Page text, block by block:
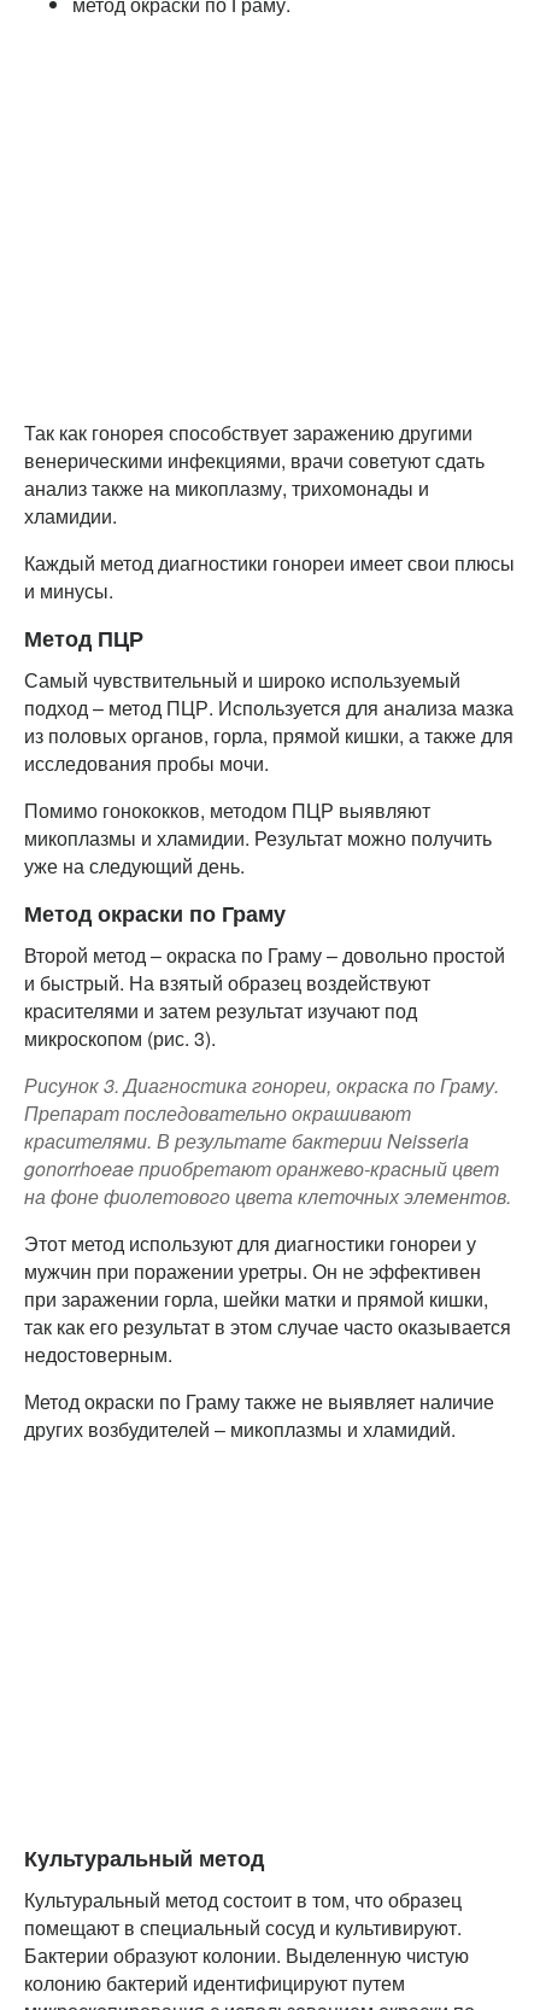
Так как гонорея способствует заражению другими
венерическими инфекциями, врачи советуют сдать
анализ также на микоплазму, трихомонады и
хламидии.
Каждый метод диагностики гонореи имеет свои плюсы
и минусы.
Метод ПЦР
Самый чувствительный и широко используемый
подход – метод ПЦР. Используется для анализа мазка
из половых органов, горла, прямой кишки, а также для
исследования пробы мочи.
Помимо гонококков, методом ПЦР выявляют
микоплазмы и хламидии. Результат можно получить
уже на следующий день.
Метод окраски по Граму
Второй метод – окраска по Граму – довольно простой
и быстрый. На взятый образец воздействуют
красителями и затем результат изучают под
микроскопом (рис. 3).
Рисунок 3. Диагностика гонореи, окраска по Граму.
Препарат последовательно окрашивают
красителями. В результате бактерииNeisseria
gonorrhoeaeприобретают оранжево-красный цвет
на фоне фиолетового цвета клеточных элементов.
Этот метод используют для диагностики гонореи у
мужчин при поражении уретры. Он не эффективен
при заражении горла, шейки матки и прямой кишки,
так как его результат в этом случае часто оказывается
недостоверным.
Метод окраски по Граму также не выявляет наличие
других возбудителей – микоплазмы и хламидий.
Культуральный метод
Культуральный метод состоит в том, что образец
помещают в специальный сосуд и культивируют.
Бактерии образуют колонии. Выделенную чистую
колонию бактерий идентифицируют путем